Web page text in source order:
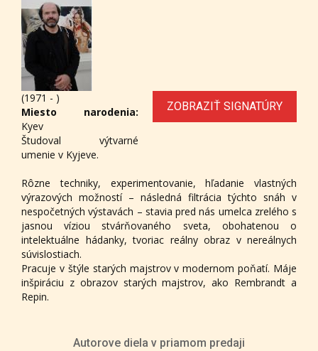
ZOBRAZIŤ SIGNATÚRY
(1971 - )
Miesto narodenia:
Kyev
Študoval výtvarné
umenie v Kyjeve.
Rôzne techniky, experimentovanie, hľadanie vlastných
výrazových možností – následná filtrácia týchto snáh v
nespočetných výstavách – stavia pred nás umelca zrelého s
jasnou víziou stvárňovaného sveta, obohatenou o
intelektuálne hádanky, tvoriac reálny obraz v nereálnych
súvislostiach.
Pracuje v štýle starých majstrov v modernom poňatí. Máje
inšpiráciu z obrazov starých majstrov, ako Rembrandt a
Repin.
Autorove diela v priamom predaji